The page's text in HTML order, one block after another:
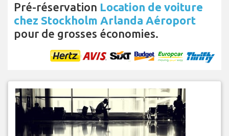
Pré-réservation Location de voiture
chez Stockholm Arlanda Aéroport
pour de grosses économies.